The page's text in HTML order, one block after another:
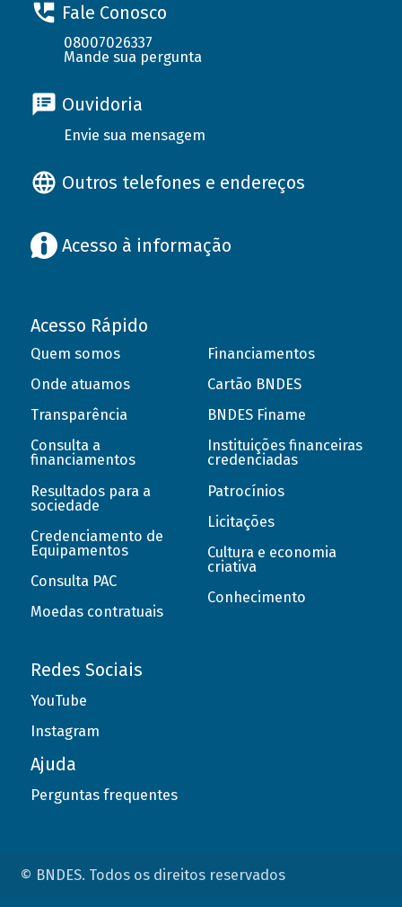
Fale Conosco
08007026337
Mande sua pergunta
Ouvidoria
Envie sua mensagem
Outros telefones e endereços
Acesso à informação
Acesso Rápido
Quem somos
Onde atuamos
Transparência
Consulta a
financiamentos
Resultados para a
sociedade
Credenciamento de
Equipamentos
Consulta PAC
Moedas contratuais
Financiamentos
Cartão BNDES
BNDES Finame
Instituições financeiras
credenciadas
Patrocínios
Licitações
Cultura e economia
criativa
Conhecimento
Redes Sociais
YouTube
Instagram
Ajuda
Perguntas frequentes
© BNDES. Todos os direitos reservados